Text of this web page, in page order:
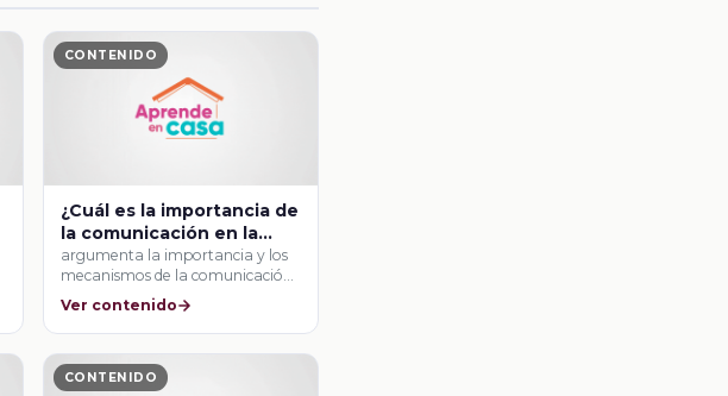
CONTENIDO
¿Cuál es la importancia de
la comunicación en la
validación del
conocimiento científico?
argumenta la importancia y los
mecanismos de la comunicación
de ideas y …
Ver contenido
CONTENIDO